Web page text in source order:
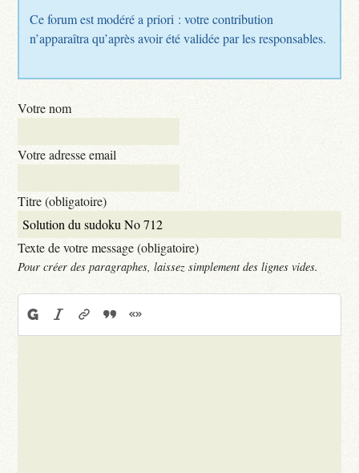
Ce forum est modéré a priori : votre contribution
n’apparaîtra qu’après avoir été validée par les responsables.
Votre nom
Votre adresse email
Titre (obligatoire)
Texte de votre message (obligatoire)
Pour créer des paragraphes, laissez simplement des lignes vides.